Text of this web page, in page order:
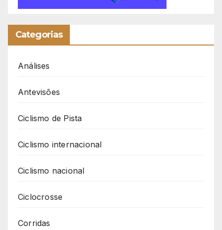
Categorias
Análises
Antevisões
Ciclismo de Pista
Ciclismo internacional
Ciclismo nacional
Ciclocrosse
Corridas